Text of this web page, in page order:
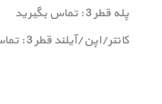
پله قطر 3 : تماس بگیرید
کانتر/اپن/آیلند قطر 3 : تماس بگیرید